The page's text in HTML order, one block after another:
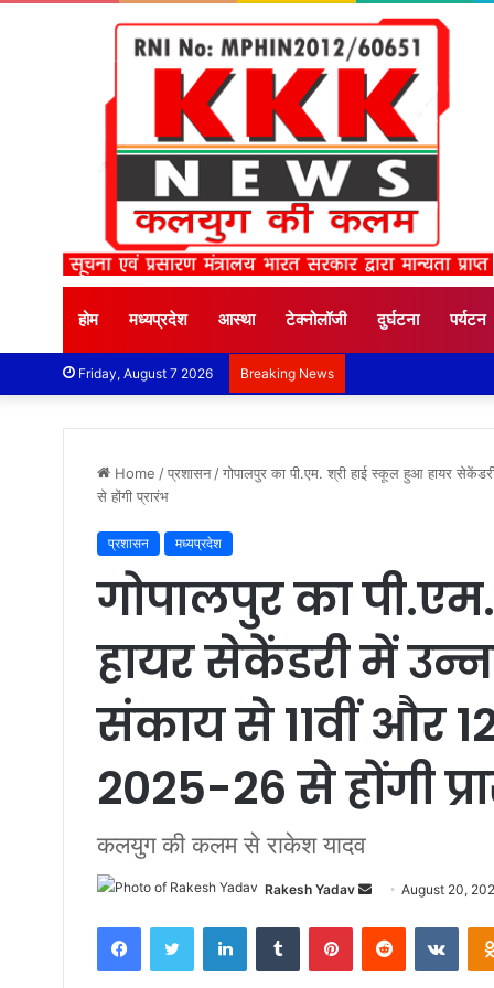
होम मध्यप्रदेश आस्था टेक्नोलॉजी दुर्घटना पर्यटन
Friday, August 7 2026 Breaking News
Home /प्रशासन /गोपालपुर का पी.एम. श्री हाई स्कूल हुआ हायर
से होंगी प्रारंभ
प्रशासन मध्यप्रदेश
गोपालपुर का
हायर सेकेंडरी में
संकाय से 11वीं और
2025-26 से होंगी
कलयुग की कलम से राकेश यादव
Rakesh Yadav
n
d
August 20,